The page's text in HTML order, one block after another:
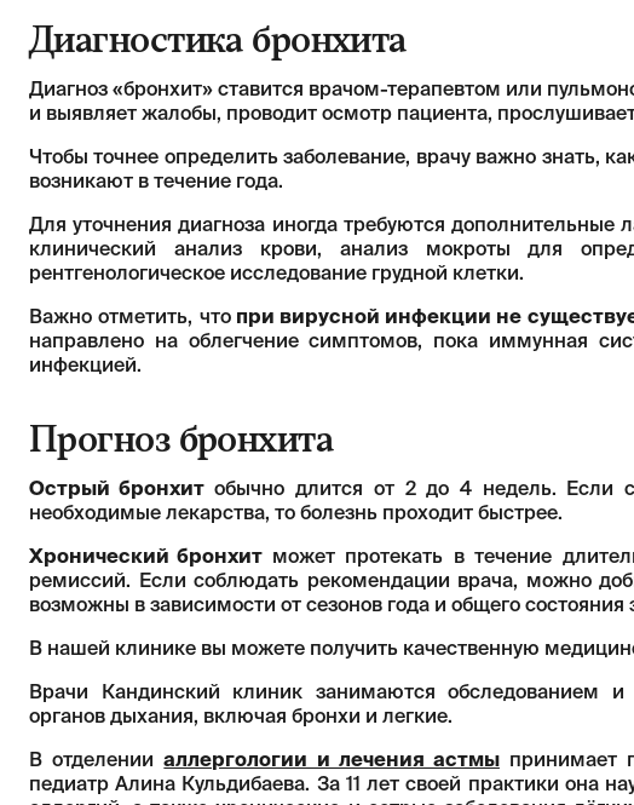
Диагностика бронхита
Диагноз «бронхит» ставится врачом-терапевтом или
и выявляет жалобы, проводит осмотр пациента,
Чтобы точнее определить заболевание, врачу важно знать,
возникают в течение года.
Для уточнения диагноза иногда требуются
клинический анализ крови, анализ мокроты для
рентгенологическое исследование грудной клетки.
Важно отметить, чтопри вирусной инфекции не
направлено на облегчение симптомов, пока иммунная
инфекцией.
Прогноз бронхита
Острый бронхитобычно длится от 2 до 4 недель. Если
необходимые лекарства, то болезнь проходит быстрее.
Хронический бронхит может протекать в течение
ремиссий. Если соблюдать рекомендации врача, можно
возможны в зависимости от сезонов года и общего состояния
В нашей клинике вы можете получить качественную
Врачи Кандинский клиник занимаются обследованием
органов дыхания, включая бронхи и легкие.
В отделенииаллергологии и лечения астмыпринимает
педиатр Алина Кульдибаева. За 11 лет своей практики она